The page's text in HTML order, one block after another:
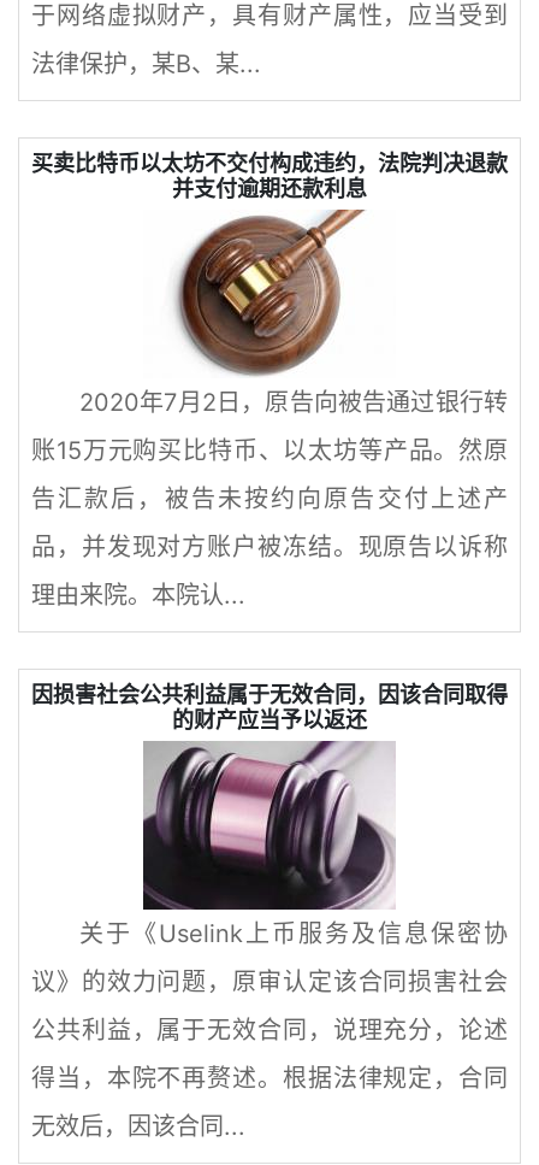
于网络虚拟财产，具有财产属性，应当受到
法律保护，某B、某...
买卖比特币以太坊不交付构成违约，法院判决退款
并支付逾期还款利息
2020年7月2日，原告向被告通过银行转
账15万元购买比特币、以太坊等产品。然原
告汇款后，被告未按约向原告交付上述产
品，并发现对方账户被冻结。现原告以诉称
理由来院。本院认...
因损害社会公共利益属于无效合同，因该合同取得
的财产应当予以返还
关于《Uselink上币服务及信息保密协
议》的效力问题，原审认定该合同损害社会
公共利益，属于无效合同，说理充分，论述
得当，本院不再赘述。根据法律规定，合同
无效后，因该合同...